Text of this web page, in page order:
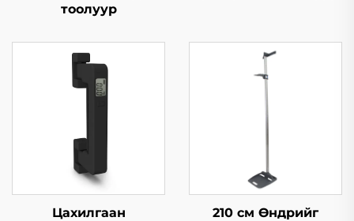
тоолуур
Цахилгаан
210 см Өндрийг